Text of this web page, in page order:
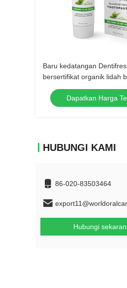
Baru kedatangan
bersertifikat organik lidah
perawatan gigi soda kue
ekstrak tumbuhan alami
Dapatkan Harga
HUBUNGI KAMI
86-020-83503464
Hubungi